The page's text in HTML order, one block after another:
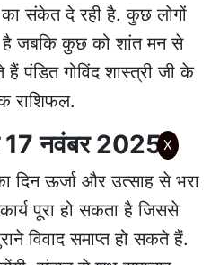
का संकेत दे रही है. कुछ लोगों
जबकि कुछ को शांत मन से
पंडित गोविंद शास्त्री जी के
राशिफल.
17 नवंबर 2025
दिन ऊर्जा और उत्साह से भरा
पूरा हो सकता है जिससे
विवाद समाप्त हो सकते हैं.
X